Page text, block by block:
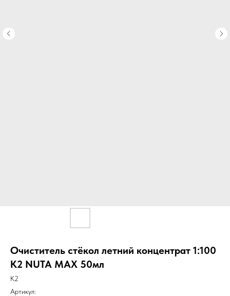
Очиститель стёкол летний концентрат 1:100
K2 NUTA MAX 50мл
K2
Артикул: